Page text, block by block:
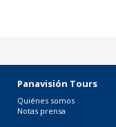
Panavisión Tours
Quiénes somos
Notas prensa